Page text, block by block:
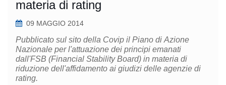
materia di rating
09 MAGGIO 2014
Pubblicato sul sito della Covip il Piano di Azione
Nazionale per l'attuazione dei principi emanati
dall'FSB (Financial Stability Board) in materia di
riduzione dell'affidamento ai giudizi delle agenzie di
rating.